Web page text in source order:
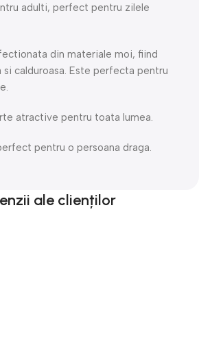
adulti, perfect pentru zilele
din materiale moi, fiind
calduroasa. Este perfecta pentru
atractive pentru toata lumea.
pentru o persoana draga.
ale clienților